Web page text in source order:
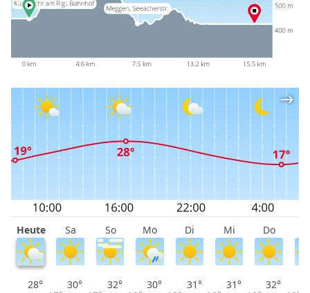
Heute Sa So Mo Di Mi Do
28°
30°
32°
30°
31°
31°
32°